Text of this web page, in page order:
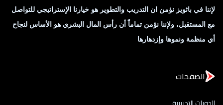
لإننا في باثويز نؤمن ان التدريب والتطوير هو خيارنا الإستراتيجي للتواصل
مع المستقبل، ولإننا نؤمن تماماً أن رأس المال البشري هو الأساس لنجاح
أي منظمة ونموها وإزدهارها
الصفحات